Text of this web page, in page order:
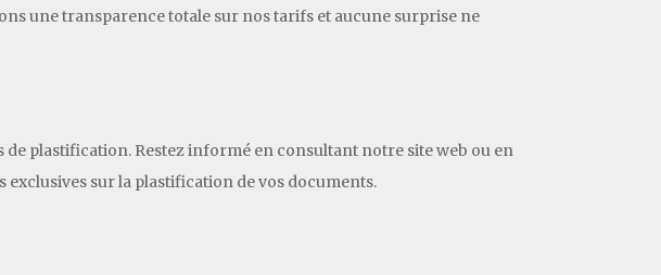
une transparence totale sur nos tarifs et aucune surprise ne
plastification. Restez informé en consultant notre site web ou en
sur la plastification de vos documents.